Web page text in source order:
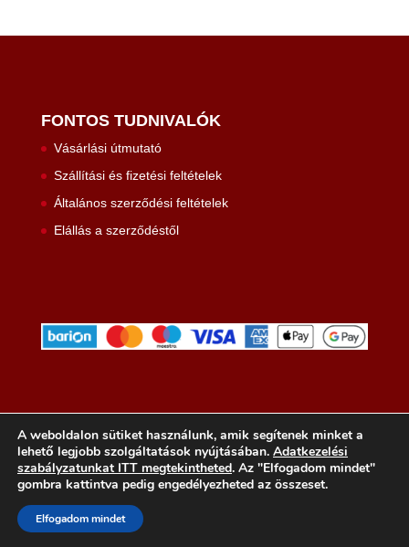
-
FONTOS TUDNIVALÓK
Vásárlási útmutató
Szállítási és fizetési feltételek
Általános szerződési feltételek
Elállás a szerződéstől
Minden jog fenntartva © Utasi Mónika Szilvia e.v. 2024
Elállás a szerződéstől
A weboldalon sütiket használunk, amik segítenek minket a
lehető legjobb szolgáltatások nyújtásában. Adatkezelési
szabályzatunkat ITT megtekintheted. Az "Elfogadom mindet"
gombra kattintva pedig engedélyezheted az összeset.
Elfogadom mindet